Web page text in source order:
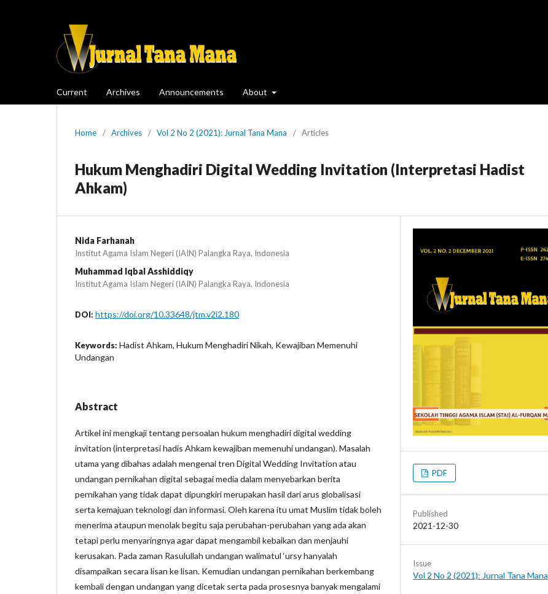
Current Archives Announcements About
Home / Archives / Vol 2 No 2 (2021): Jurnal Tana Mana / Articles
Hukum Menghadiri Digital Wedding Invitation (Interpretasi Hadist
Ahkam)
Nida Farhanah
Institut Agama Islam Negeri (IAIN) Palangka Raya, Indonesia
Muhammad Iqbal Asshiddiqy
Institut Agama Islam Negeri (IAIN) Palangka Raya, Indonesia
DOI: https://doi.org/10.33648/jtm.v2i2.180
Keywords: Hadist Ahkam, Hukum Menghadiri Nikah, Kewajiban Memenuhi
Undangan
Abstract
Artikel ini mengkaji tentang persoalan hukum menghadiri digital wedding
invitation (interpretasi hadis Ahkam kewajiban memenuhi undangan). Masalah
utama yang dibahas adalah mengenai tren Digital Wedding Invitation atau
undangan pernikahan digital sebagai media dalam menyebarkan berita
pernikahan yang tidak dapat dipungkiri merupakan hasil dari arus globalisasi
serta kemajuan teknologi dan informasi. Oleh karena itu umat Muslim tidak boleh
menerima ataupun menolak begitu saja perubahan-perubahan yang ada akan
tetapi perlu menyaringnya agar dapat mengambil kebaikan dan menjauhi
kerusakan. Pada zaman Rasulullah undangan walimatul ‘ursy hanyalah
disampaikan secara lisan ke lisan. Kemudian undangan pernikahan berkembang
kembali dengan undangan yang dicetak serta pada prosesnya banyak mengalami
PDF
Published
2021-12-30
Issue
Vol 2 No 2 (2021): Jurnal Tana Mana